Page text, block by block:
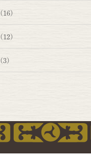
(16)
(12)
(3)